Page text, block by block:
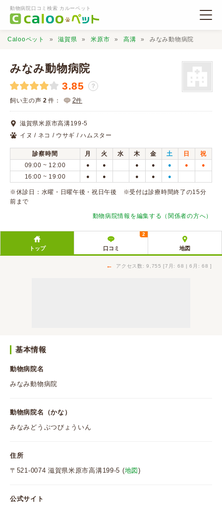
動物病院口コミ検索 カルーペット
動物病院検索
口コミ検索
Calooペットとは？
口コミ投稿
Calooペット 滋賀県 米原市 高溝 みなみ動物病院
みなみ動物病院
3.85 ？
飼い主の声 2 件： 2件
滋賀県米原市高溝199-5
イヌ / ネコ / ウサギ / ハムスター
診察時間 月 火 水 木 金 土 日
祝
09:00 ~ 12:00
● ● ● ● ● ● ●
16:00 ~ 19:00 ● ● ● ● ●
※休診日：水曜・日曜午後・祝日午後 ※受付は診療時間終了の15分
前まで
動物病院情報を編集する（関係者の方へ）
トップ 口コミ
2
地図
← アクセス数: 9,755 [7月: 68 | 6月: 68 ]
基本情報
動物病院名
みなみ動物病院
動物病院名（かな）
みなみどうぶつびょういん
住所
〒521-0074 滋賀県米原市高溝199-5 (地図 )
公式サイト